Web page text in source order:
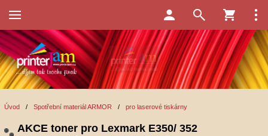
Úvod / Spotřební materiál ARMOR / pro laserové tiskárny
AKCE toner pro Lexmark E350/ 352